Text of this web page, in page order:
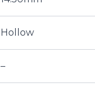
Hollow
–